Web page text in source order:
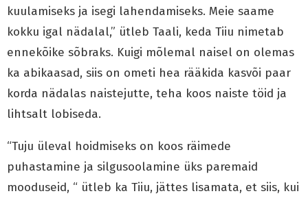
kuulamiseks ja isegi lahendamiseks. Meie saame
kokku igal nädalal,” ütleb Taali, keda Tiiu nimetab
ennekõike sõbraks. Kuigi mõlemal naisel on olemas
ka abikaasad, siis on ometi hea rääkida kasvõi paar
korda nädalas naistejutte, teha koos naiste töid ja
lihtsalt lobiseda.
“Tuju üleval hoidmiseks on koos räimede
puhastamine ja silgusoolamine üks paremaid
mooduseid, “ ütleb ka Tiiu, jättes lisamata, et siis, kui